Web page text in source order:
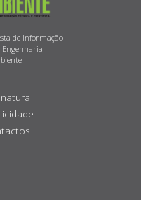
de Informação
Engenharia